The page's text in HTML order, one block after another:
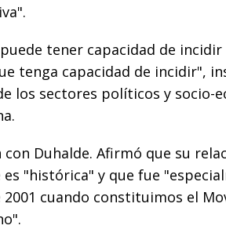
tener capacidad de
tenga capacidad de incidir",
los sectores políticos y socio-
con Duhalde. Afirmó que su
es "histórica" y que fue
2001 cuando constituimos el